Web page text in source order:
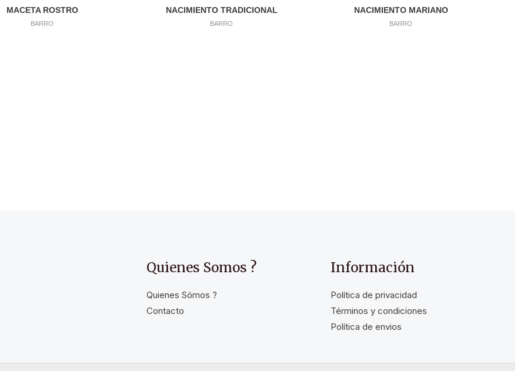
MACETA ROSTRO
BARRO
NACIMIENTO TRADICIONAL
BARRO
NACIMIENTO MARIANO
BARRO
Quienes Somos ?
Quienes Sómos ?
Contacto
Información
Política de privacidad
Términos y condiciones
Política de envios